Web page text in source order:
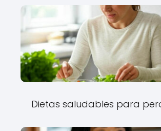
Dietas saludables para